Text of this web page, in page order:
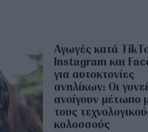
Αγωγές κατά
Instagram και
για αυτοκτονίες
ανηλίκων: Οι
ανοίγουν μέτωπο
τους
κολοσσούς